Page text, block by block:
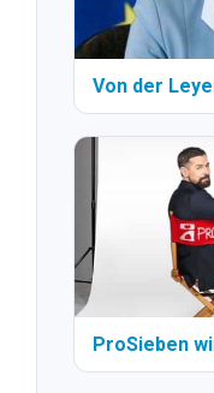
Von der
ProSieben